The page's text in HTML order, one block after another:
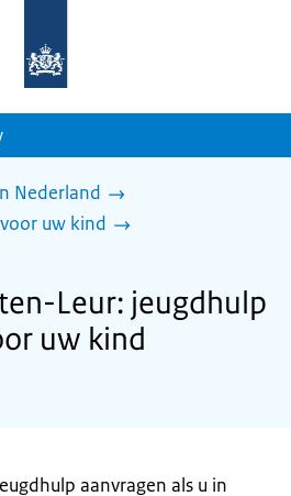
homepage
Nederland
uw kind
Leur: jeugdhulp
uw kind
aanvragen als u in